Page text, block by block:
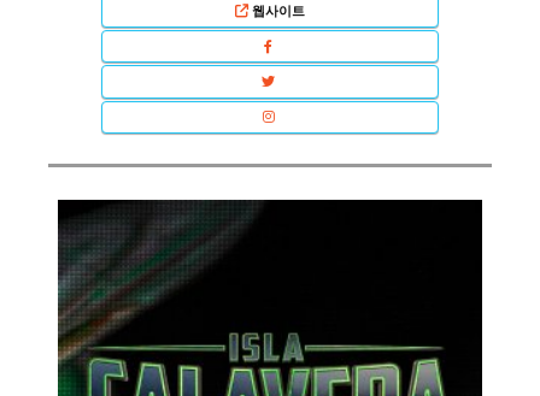
웹사이트